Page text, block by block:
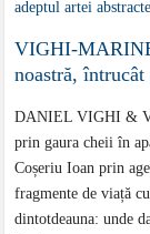
VIGHI-
noastră, întrucât
DANIEL VIGHI &
prin gaura cheii în
Coșeriu Ioan prin
fragmente de viață
dintotdeauna: unde